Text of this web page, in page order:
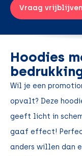
Vraag
Hoodies
Wil je een
opvalt? Deze
geeft licht in
gaaf effect!
anders willen dan